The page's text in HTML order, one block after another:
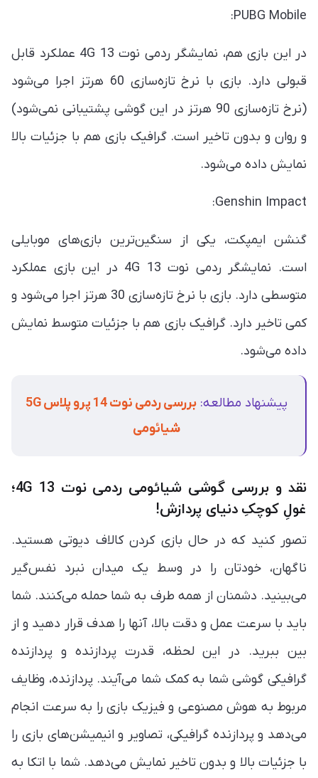
PUBG Mobile:
در این بازی هم، نمایشگر ردمی نوت 13 4G عملکرد قابل
قبولی دارد. بازی با نرخ تازه‌سازی 60 هرتز اجرا می‌شود
(نرخ تازه‌سازی 90 هرتز در این گوشی پشتیبانی نمی‌شود)
و روان و بدون تاخیر است. گرافیک بازی هم با جزئیات بالا
نمایش داده می‌شود.
Genshin Impact:
گنشن ایمپکت، یکی از سنگین‌ترین بازی‌های موبایلی
است. نمایشگر ردمی نوت 13 4G در این بازی عملکرد
متوسطی دارد. بازی با نرخ تازه‌سازی 30 هرتز اجرا می‌شود و
کمی تاخیر دارد. گرافیک بازی هم با جزئیات متوسط نمایش
داده می‌شود.
پیشنهاد مطالعه:
بررسی ردمی نوت 14 پرو پلاس 5G
شیائومی
نقد و بررسی گوشی شیائومی ردمی نوت 13 4G؛
غولِ کوچکِ دنیای پردازش!
تصور کنید که در حال بازی کردن کالاف دیوتی هستید.
ناگهان، خودتان را در وسط یک میدان نبرد نفس‌گیر
می‌بینید. دشمنان از همه طرف به شما حمله می‌کنند. شما
باید با سرعت عمل و دقت بالا، آنها را هدف قرار دهید و از
بین ببرید. در این لحظه، قدرت پردازنده و پردازنده
گرافیکی گوشی شما به کمک شما می‌آیند. پردازنده، وظایف
مربوط به هوش مصنوعی و فیزیک بازی را به سرعت انجام
می‌دهد و پردازنده گرافیکی، تصاویر و انیمیشن‌های بازی را
با جزئیات بالا و بدون تاخیر نمایش می‌دهد. شما با اتکا به